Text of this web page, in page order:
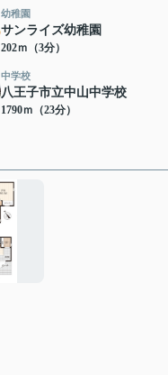
幼稚園
サンライズ幼稚園
202ｍ（3分）
中学校
八王子市立中山中学校
1790ｍ（23分）